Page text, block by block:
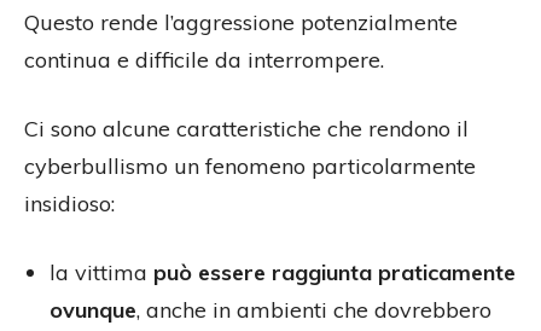
Questo rende l’aggressione potenzialmente
continua e difficile da interrompere.
Ci sono alcune caratteristiche che rendono il
cyberbullismo un fenomeno particolarmente
insidioso:
la vittima può essere raggiunta praticamente
ovunque, anche in ambienti che dovrebbero